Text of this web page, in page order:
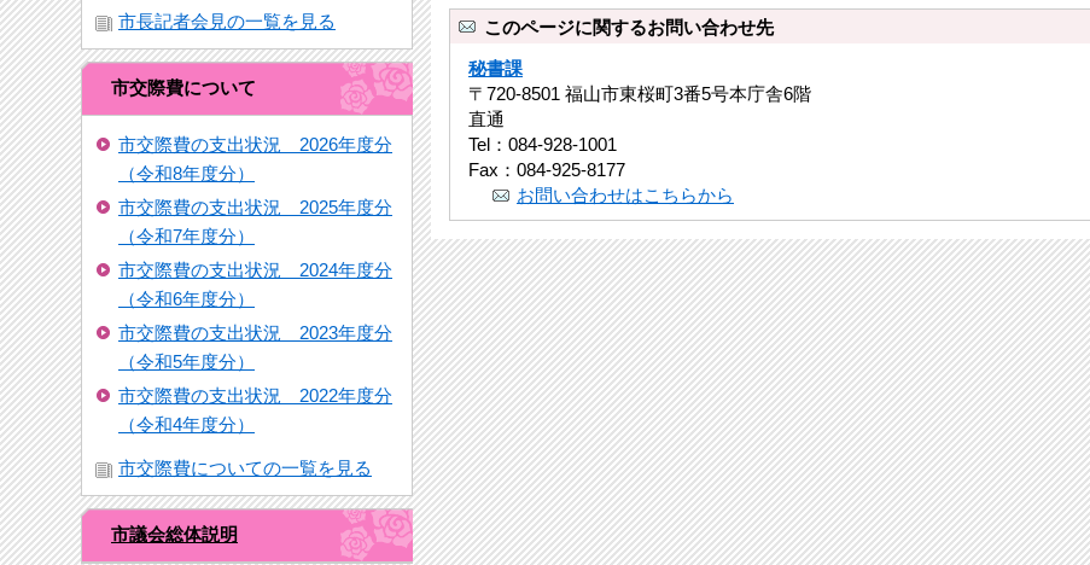
市長記者会見の一覧を見る
市交際費について
市交際費の支出状況 2026年度分
（令和8年度分）
市交際費の支出状況 2025年度分
（令和7年度分）
市交際費の支出状況 2024年度分
（令和6年度分）
市交際費の支出状況 2023年度分
（令和5年度分）
市交際費の支出状況 2022年度分
（令和4年度分）
市交際費についての一覧を見る
市議会総体説明
このページに関するお問い合わせ先
秘書課
〒720-8501 福山市東桜町3番5号本庁舎6階
直通
Tel：084-928-1001
Fax：084-925-8177
お問い合わせはこちらから